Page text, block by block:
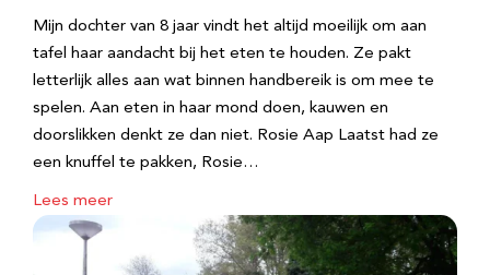
Mijn dochter van 8 jaar vindt het altijd moeilijk om aan
tafel haar aandacht bij het eten te houden. Ze pakt
letterlijk alles aan wat binnen handbereik is om mee te
spelen. Aan eten in haar mond doen, kauwen en
doorslikken denkt ze dan niet. Rosie Aap Laatst had ze
een knuffel te pakken, Rosie…
Lees meer